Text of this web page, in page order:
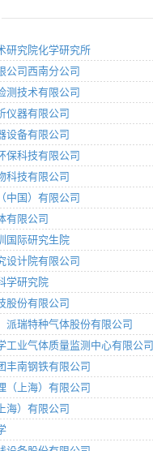
研究院化学研究所
公司西南分公司
测技术有限公司
仪器有限公司
设备有限公司
保科技有限公司
科技有限公司
中国）有限公司
有限公司
国际研究生院
设计院有限公司
学研究院
股份有限公司
派瑞特种气体股份有限公司
工业气体质量监测中心有限公司
丰南钢铁有限公司
（上海）有限公司
海）有限公司